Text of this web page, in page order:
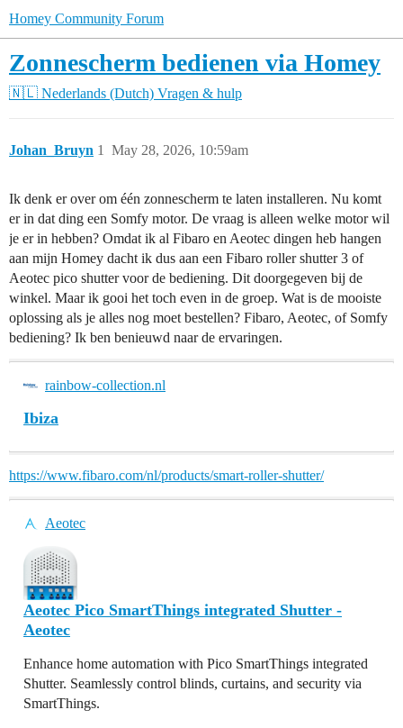
Homey Community Forum
Zonnescherm bedienen via Homey
🇳🇱 Nederlands (Dutch) Vragen & hulp
Johan_Bruyn May 28, 2026, 10:59am
1
Ik denk er over om één zonnescherm te laten installeren. Nu komt
er in dat ding een Somfy motor. De vraag is alleen welke motor wil
je er in hebben? Omdat ik al Fibaro en Aeotec dingen heb hangen
aan mijn Homey dacht ik dus aan een Fibaro roller shutter 3 of
Aeotec pico shutter voor de bediening. Dit doorgegeven bij de
winkel. Maar ik gooi het toch even in de groep. Wat is de mooiste
oplossing als je alles nog moet bestellen? Fibaro, Aeotec, of Somfy
bediening? Ik ben benieuwd naar de ervaringen.
rainbow-collection.nl
Ibiza
https://www.fibaro.com/nl/products/smart-roller-shutter/
Aeotec
Aeotec Pico SmartThings integrated Shutter -
Aeotec
Enhance home automation with Pico SmartThings integrated
Shutter. Seamlessly control blinds, curtains, and security via
SmartThings.